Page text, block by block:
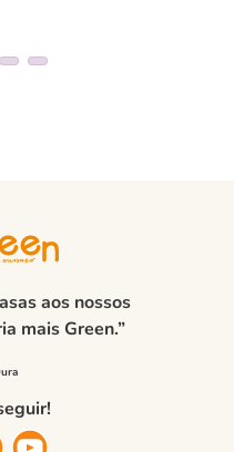
aos nossos
mais Green.”